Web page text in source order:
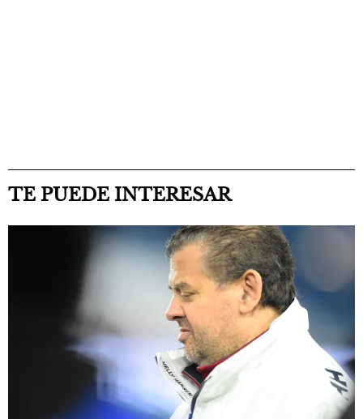
TE PUEDE INTERESAR